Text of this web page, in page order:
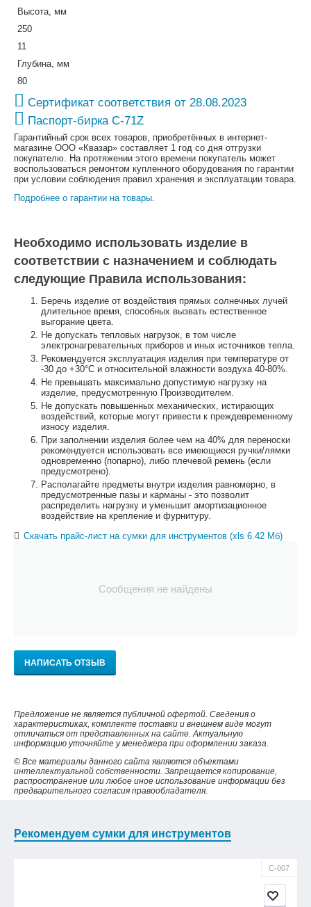
Высота, мм
250
11
Глубина, мм
80
Сертификат соответствия от 28.08.2023
Паспорт-бирка С-71Z
Гарантийный срок всех товаров, приобретённых в интернет-
магазине ООО «Квазар» составляет 1 год со дня отгрузки
покупателю. На протяжении этого времени покупатель может
воспользоваться ремонтом купленного оборудования по гарантии
при условии соблюдения правил хранения и эксплуатации товара.
Подробнее о гарантии на товары.
Необходимо использовать изделие в
соответствии с назначением и соблюдать
следующие Правила использования:
Беречь изделие от воздействия прямых солнечных лучей
длительное время, способных вызвать естественное
выгорание цвета.
Не допускать тепловых нагрузок, в том числе
электронагревательных приборов и иных источников тепла.
Рекомендуется эксплуатация изделия при температуре от
-30 до +30°С и относительной влажности воздуха 40-80%.
Не превышать максимально допустимую нагрузку на
изделие, предусмотренную Производителем.
Не допускать повышенных механических, истирающих
воздействий, которые могут привести к преждевременному
износу изделия.
При заполнении изделия более чем на 40% для переноски
рекомендуется использовать все имеющиеся ручки/лямки
одновременно (попарно), либо плечевой ремень (если
предусмотрено).
Располагайте предметы внутри изделия равномерно, в
предусмотренные пазы и карманы - это позволит
распределить нагрузку и уменьшит амортизационное
воздействие на крепление и фурнитуру.
Скачать прайс-лист на сумки для инструментов (xls 6.42 Мб)
Сообщения не найдены
НАПИСАТЬ ОТЗЫВ
Предложение не является публичной офертой. Сведения о
характеристиках, комплекте поставки и внешнем виде могут
отличаться от представленных на сайте. Актуальную
информацию уточняйте у менеджера при оформлении заказа.
© Все материалы данного сайта являются объектами
интеллектуальной собственности. Запрещается копирование,
распространение или любое иное использование информации без
предварительного согласия правообладателя.
Рекомендуем сумки для инструментов
С-007